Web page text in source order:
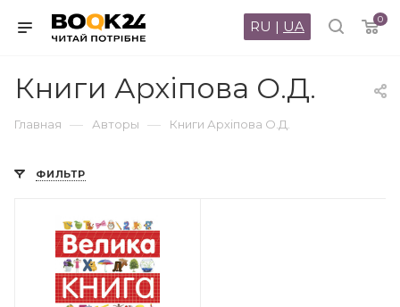
0
RU | UA
Книги Архіпова О.Д.
Главная — Авторы — Книги Архіпова О.Д.
ФИЛЬТР